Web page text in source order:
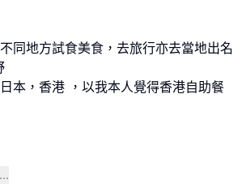
同地方試食美食，去旅行亦去當地出名
本，香港 ，以我本人覺得香港自助餐